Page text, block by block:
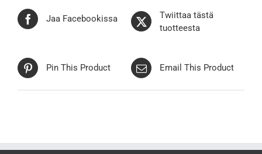
Jaa Facebookissa
Twiittaa tästä
tuotteesta
Pin This Product Email This Product